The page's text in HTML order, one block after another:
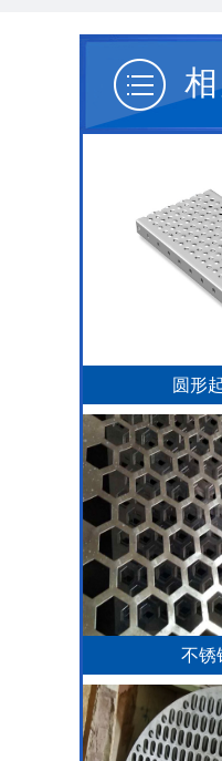
圆形
不锈